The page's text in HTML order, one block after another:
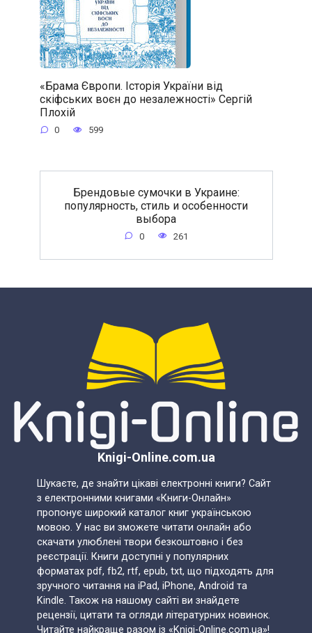
«Брама Європи. Історія України від
скіфських воєн до незалежності» Сергій
Плохій
0 599
Брендовые сумочки в Украине:
популярность, стиль и особенности
выбора
0 261
Knigi-Online.com.ua
Шукаєте, де знайти цікаві електронні книги? Сайт
з електронними книгами «Книги-Онлайн»
пропонує широкий каталог книг українською
мовою. У нас ви зможете читати онлайн або
скачати улюблені твори безкоштовно і без
реєстрації. Книги доступні у популярних
форматах pdf, fb2, rtf, epub, txt, що підходять для
зручного читання на iPad, iPhone, Android та
Kindle. Також на нашому сайті ви знайдете
рецензії, цитати та огляди літературних новинок.
Читайте найкраще разом із «Knigi-Online.com.ua»!